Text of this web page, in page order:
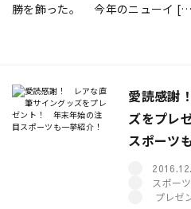
勝を飾った。 今年のニューイ
愛読感謝
ズをプレ
スポーツ
スポー
プレゼ